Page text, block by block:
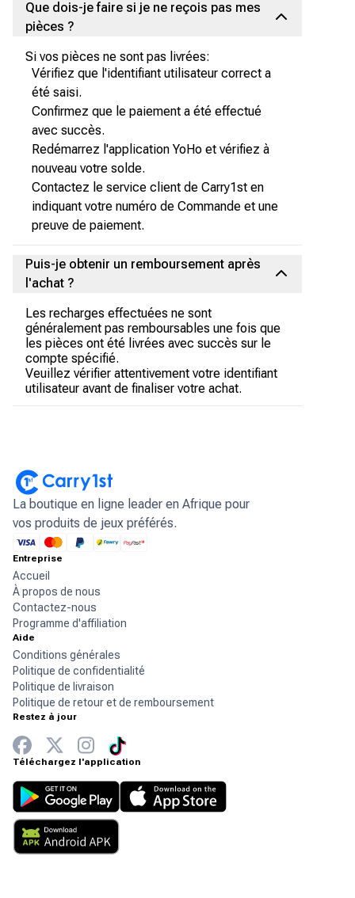
Que dois-je faire si je ne reçois pas mes
pièces ?
Si vos pièces ne sont pas livrées:
Vérifiez que l'identifiant utilisateur correct a
été saisi.
Confirmez que le paiement a été effectué
avec succès.
Redémarrez l'application YoHo et vérifiez à
nouveau votre solde.
Contactez le service client de Carry1st en
indiquant votre numéro de Commande et une
preuve de paiement.
Puis-je obtenir un remboursement après
l'achat ?
Les recharges effectuées ne sont
généralement pas remboursables une fois que
les pièces ont été livrées avec succès sur le
compte spécifié.
Veuillez vérifier attentivement votre identifiant
utilisateur avant de finaliser votre achat.
La boutique en ligne leader en Afrique pour
vos produits de jeux préférés.
Entreprise
Accueil
À propos de nous
Contactez-nous
Programme d'affiliation
Aide
Conditions générales
Politique de confidentialité
Politique de livraison
Politique de retour et de remboursement
Restez à jour
Téléchargez l'application